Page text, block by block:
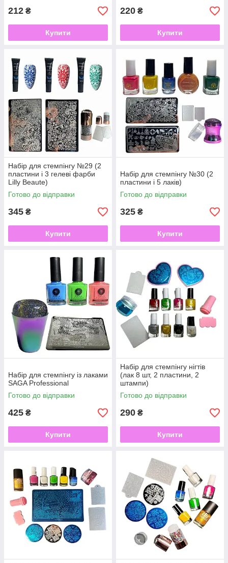
212 ₴
Купити
220 ₴
Купити
Набір для стемпінгу №29 (2
пластини і 3 гелеві фарби
Lilly Beaute)
Готово до відправки
345 ₴
Купити
Набір для стемпінгу №30 (2
пластини і 5 лаків)
Готово до відправки
325 ₴
Купити
Набір для стемпінгу із лаками
SAGA Professional
Готово до відправки
425 ₴
Купити
Набір для стемпінгу нігтів
(лак 8 шт, 2 пластини, 2
штампи)
Готово до відправки
290 ₴
Купити